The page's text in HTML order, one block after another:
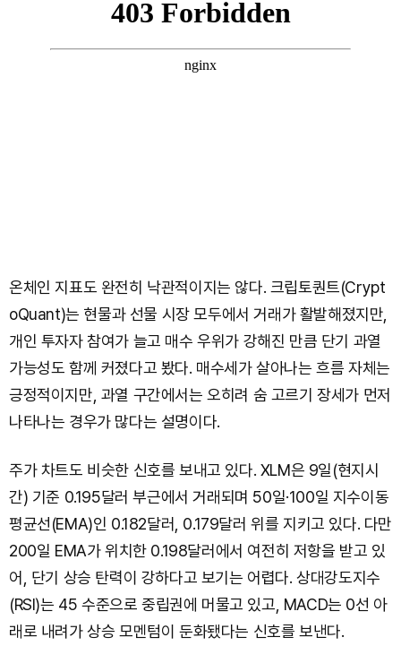
온체인 지표도 완전히 낙관적이지는 않다. 크립토퀀트(Crypt
oQuant)는 현물과 선물 시장 모두에서 거래가 활발해졌지만,
개인 투자자 참여가 늘고 매수 우위가 강해진 만큼 단기 과열
가능성도 함께 커졌다고 봤다. 매수세가 살아나는 흐름 자체는
긍정적이지만, 과열 구간에서는 오히려 숨 고르기 장세가 먼저
나타나는 경우가 많다는 설명이다.
주가 차트도 비슷한 신호를 보내고 있다. XLM은 9일(현지시
간) 기준 0.195달러 부근에서 거래되며 50일·100일 지수이동
평균선(EMA)인 0.182달러, 0.179달러 위를 지키고 있다. 다만
200일 EMA가 위치한 0.198달러에서 여전히 저항을 받고 있
어, 단기 상승 탄력이 강하다고 보기는 어렵다. 상대강도지수
(RSI)는 45 수준으로 중립권에 머물고 있고, MACD는 0선 아
래로 내려가 상승 모멘텀이 둔화됐다는 신호를 보낸다.